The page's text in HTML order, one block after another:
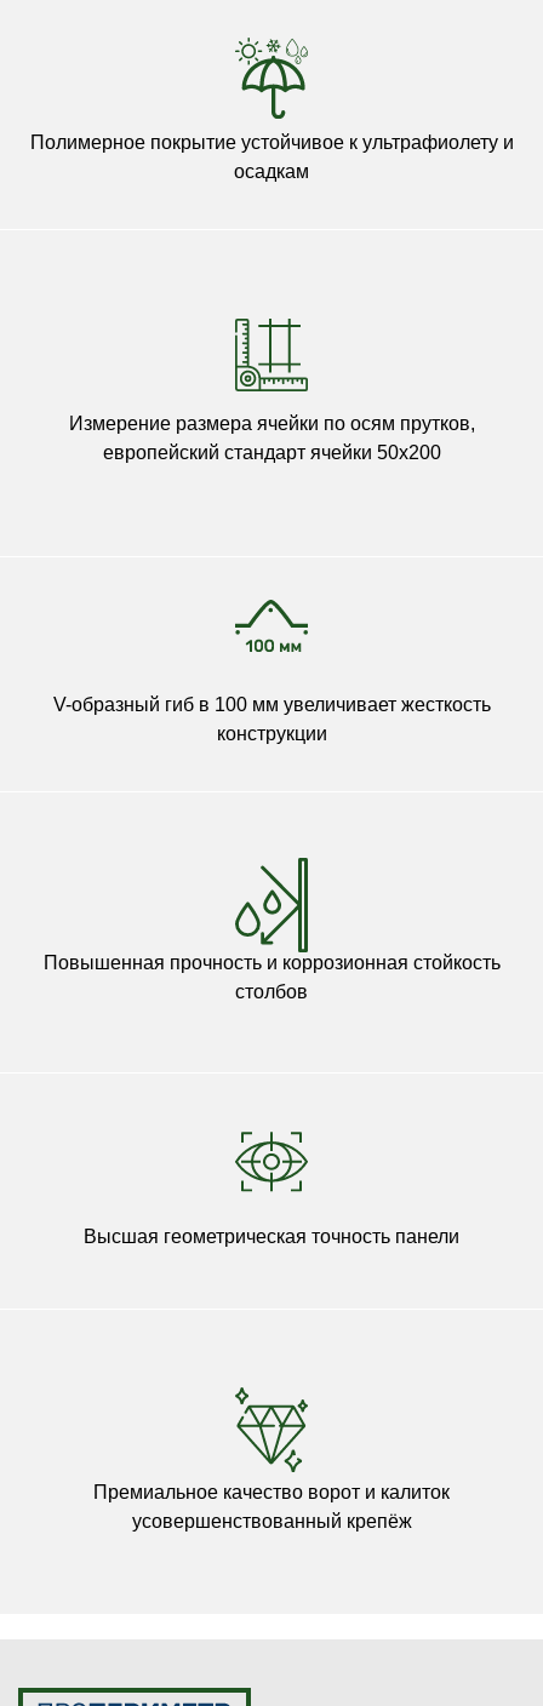
Полимерное покрытие устойчивое к ультрафиолету и
осадкам
Измерение размера ячейки по осям прутков,
европейский стандарт ячейки 50х200
V-образный гиб в 100 мм увеличивает жесткость
конструкции
Повышенная прочность и коррозионная стойкость
столбов
Высшая геометрическая точность панели
Премиальное качество ворот и калиток
усовершенствованный крепёж